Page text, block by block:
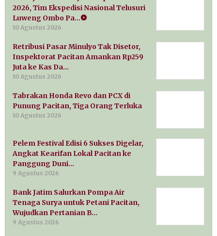
2026, Tim Ekspedisi Nasional Telusuri
Luweng Ombo Pa…
10 Agustus 2026
Retribusi Pasar Minulyo Tak Disetor,
Inspektorat Pacitan Amankan Rp259
Juta ke Kas Da…
10 Agustus 2026
Tabrakan Honda Revo dan PCX di
Punung Pacitan, Tiga Orang Terluka
10 Agustus 2026
Pelem Festival Edisi 6 Sukses Digelar,
Angkat Kearifan Lokal Pacitan ke
Panggung Duni…
9 Agustus 2026
Bank Jatim Salurkan Pompa Air
Tenaga Surya untuk Petani Pacitan,
Wujudkan Pertanian B…
9 Agustus 2026